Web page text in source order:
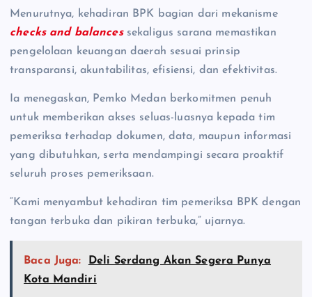
Menurutnya, kehadiran BPK bagian dari mekanisme
checks and balancessekaligus sarana memastikan
pengelolaan keuangan daerah sesuai prinsip
transparansi, akuntabilitas, efisiensi, dan efektivitas.
Ia menegaskan, Pemko Medan berkomitmen penuh
untuk memberikan akses seluas-luasnya kepada tim
pemeriksa terhadap dokumen, data, maupun informasi
yang dibutuhkan, serta mendampingi secara proaktif
seluruh proses pemeriksaan.
“Kami menyambut kehadiran tim pemeriksa BPK dengan
tangan terbuka dan pikiran terbuka,” ujarnya.
Baca Juga:
Deli Serdang Akan Segera Punya
Kota Mandiri